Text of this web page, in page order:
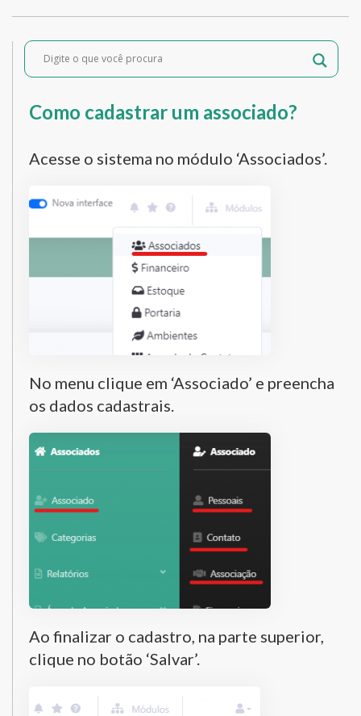
Como cadastrar um associado?
Acesse o sistema no módulo ‘Associados’.
No menu clique em ‘Associado’ e preencha
os dados cadastrais.
Ao finalizar o cadastro, na parte superior,
clique no botão ‘Salvar’.